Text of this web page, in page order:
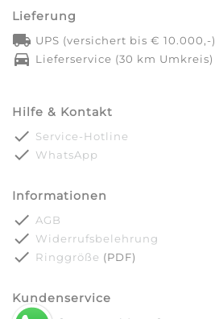
Lieferung
local_shipping UPS (versichert bis € 10.000,-)
directions_car Lieferservice (30 km Umkreis)
Hilfe & Kontakt
done Service-Hotline
done WhatsApp
Informationen
done AGB
done Widerrufsbelehrung
done Ringgröße (PDF)
Kundenservice